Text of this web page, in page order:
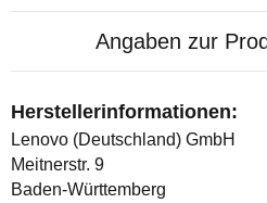
Angaben zur
Herstellerinformationen:
Lenovo (Deutschland) GmbH
Meitnerstr. 9
Baden-Württemberg